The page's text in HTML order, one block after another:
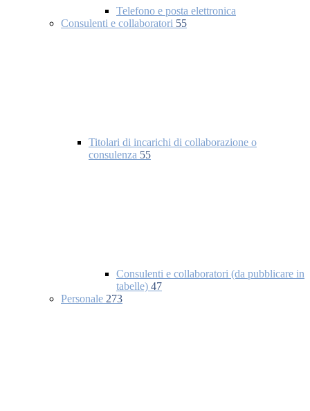
Telefono e posta elettronica
Consulenti e collaboratori 55
Titolari di incarichi di collaborazione o
consulenza 55
Consulenti e collaboratori (da pubblicare in
tabelle) 47
Personale 273